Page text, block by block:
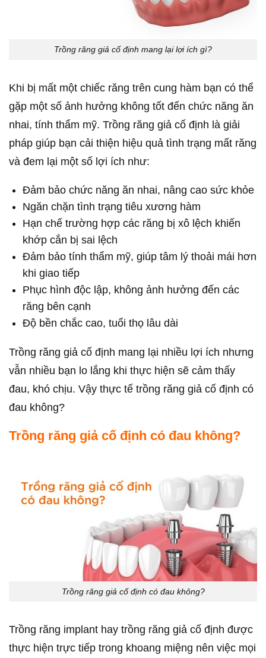
Trồng răng giả cố định mang lại lợi ích gì?
Khi bị mất một chiếc răng trên cung hàm bạn có thể
gặp một số ảnh hưởng không tốt đến chức năng ăn
nhai, tính thẩm mỹ. Trồng răng giả cố định là giải
pháp giúp bạn cải thiện hiệu quả tình trạng mất răng
và đem lại một số lợi ích như:
Đảm bảo chức năng ăn nhai, nâng cao sức khỏe
Ngăn chặn tình trạng tiêu xương hàm
Hạn chế trường hợp các răng bị xô lệch khiến
khớp cắn bị sai lệch
Đảm bảo tính thẩm mỹ, giúp tâm lý thoải mái hơn
khi giao tiếp
Phục hình độc lập, không ảnh hưởng đến các
răng bên cạnh
Độ bền chắc cao, tuổi thọ lâu dài
Trồng răng giả cố định mang lại nhiều lợi ích nhưng
vẫn nhiều bạn lo lắng khi thực hiện sẽ cảm thấy
đau, khó chịu. Vậy thực tế trồng răng giả cố định có
đau không?
Trồng răng giả cố định có đau không?
Trồng răng giả cố định có đau không?
Trồng răng implant hay trồng răng giả cố định được
thực hiện trực tiếp trong khoang miệng nên việc mọi